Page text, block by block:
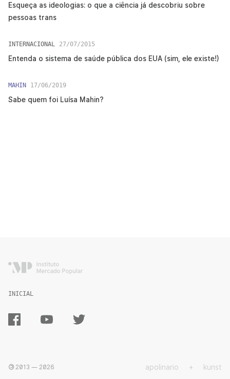
Esqueça as ideologias: o que a ciência já descobriu sobre
pessoas trans
INTERNACIONAL 27/07/2015
Entenda o sistema de saúde pública dos EUA (sim, ele existe!)
MAHIN 17/06/2019
Sabe quem foi Luísa Mahin?
INICIAL
2013 — 2026 apolinario + kunst